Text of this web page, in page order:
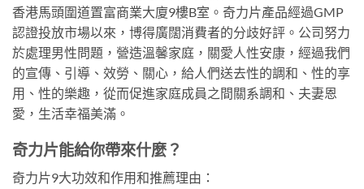
香港馬頭圍道置富商業大廈9樓B室。奇力片產品經過GMP
認證投放市場以來，博得廣闊消費者的分歧好評。公司努力
於處理男性問題，營造溫馨家庭，關愛人性安康，經過我們
的宣傳、引導、效勞、關心，給人們送去性的調和、性的享
用、性的樂趣，從而促進家庭成員之間關系調和、夫妻恩
愛，生活幸福美滿。
奇力片能給你帶來什麼？
奇力片9大功效和作用和推薦理由：